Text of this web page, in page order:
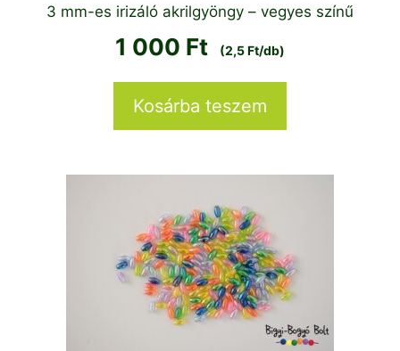
3 mm-es irizáló akrilgyöngy – vegyes színű
1 000 Ft (2,5 Ft/db)
Kosárba teszem